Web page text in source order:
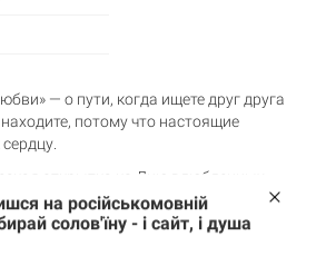
— о пути, когда ищете друг друга
потому что настоящие
открытка ко Дню влюбленных,
если путь был запутанным, самое
друг друга.
и скажи о любви простыми, но
на російськомовній
солов'їну - і сайт, і душа